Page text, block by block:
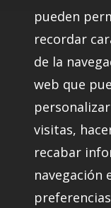
pueden
recordar
de la
web que
visitas,
recabar
navegación